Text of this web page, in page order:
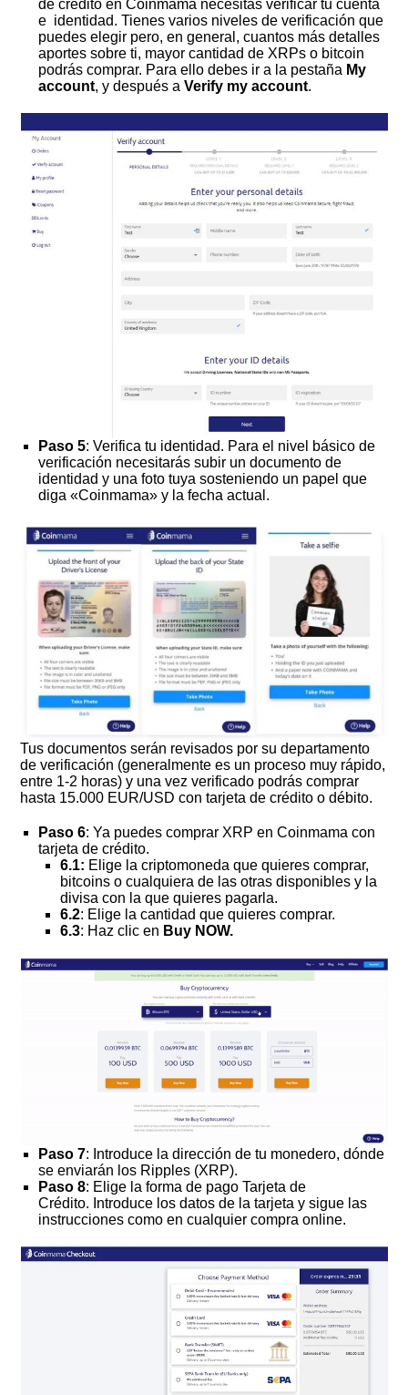
de crédito en Coinmama necesitas verificar tu cuenta
e identidad. Tienes varios niveles de verificación que
puedes elegir pero, en general, cuantos más detalles
aportes sobre ti, mayor cantidad de XRPs o bitcoin
podrás comprar. Para ello debes ir a la pestaña My
account, y después aVerify my account.
Paso 5: Verifica tu identidad. Para el nivel básico de
verificación necesitarás subir un documento de
identidad y una foto tuya sosteniendo un papel que
diga «Coinmama» y la fecha actual.
Tus documentos serán revisados por su departamento
de verificación (generalmente es un proceso muy rápido,
entre 1-2 horas) y una vez verificado podrás comprar
hasta 15.000 EUR/USD con tarjeta de crédito o débito.
Paso 6: Ya puedes comprar XRP en Coinmama con
tarjeta de crédito.
6.1: Elige la criptomoneda que quieres comprar,
bitcoins o cualquiera de las otras disponibles y la
divisa con la que quieres pagarla.
6.2: Elige la cantidad que quieres comprar.
6.3: Haz clic en Buy NOW.
Paso 7: Introduce la dirección de tu monedero, dónde
se enviarán los Ripples (XRP).
Paso 8: Elige la forma de pago Tarjeta de
Crédito. Introduce los datos de la tarjeta y sigue las
instrucciones como en cualquier compra online.